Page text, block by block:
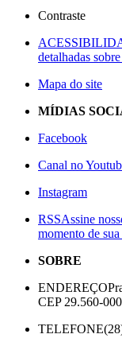
Contraste
detalhadas
Mapa do site
MÍDIAS
Facebook
Canal no
Instagram
RSSAssine
momento de
SOBRE
ENDEREÇO
CEP 29.560-000
TELEFONE